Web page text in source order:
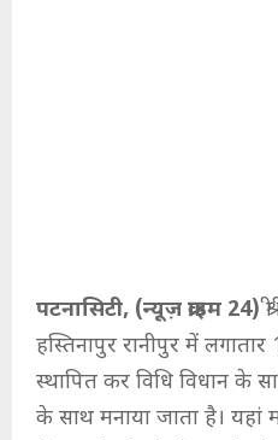
पटनासिटी, (न्यूज़ क्राइम 24)
हस्तिनापुर रानीपुर में
स्थापित कर विधि विधान के
के साथ मनाया जाता है। यहां